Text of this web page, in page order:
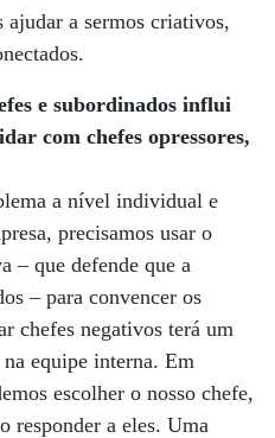
a sermos criativos,
e subordinados influi
com chefes opressores,
a nível individual e
precisamos usar o
– que defende que a
– para convencer os
chefes negativos terá um
equipe interna. Em
escolher o nosso chefe,
responder a eles. Uma